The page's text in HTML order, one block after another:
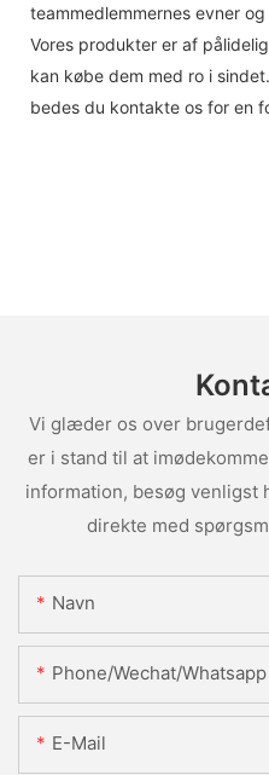
teammedlemmernes evner
Vores produkter er af
kan købe dem med ro i
bedes du kontakte os for en
Vi glæder os over
er i stand til at
information, besøg venligst
direkte med
Navn
Phone/Wechat/Whatsapp
E-Mail